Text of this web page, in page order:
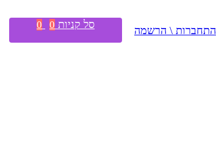
התחברות \ הרשמה סל קניות 0
0